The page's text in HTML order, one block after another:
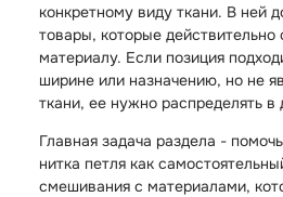
конкретному виду ткани. В ней
товары, которые действительно
материалу. Если позиция
ширине или назначению, но не
ткани, ее нужно распределять в
Главная задача раздела -
нитка петля как
смешивания с материалами,